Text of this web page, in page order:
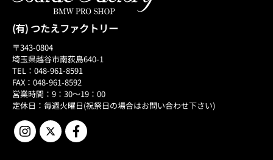
(有) つたえファクトリー
〒343-0804
埼玉県越谷市南荻島640-1
TEL：048-961-8591
FAX：048-961-8592
営業時間：9：30～19：00
定休日：毎週火曜日(祝祭日の場合はお問い合わせ下さい)